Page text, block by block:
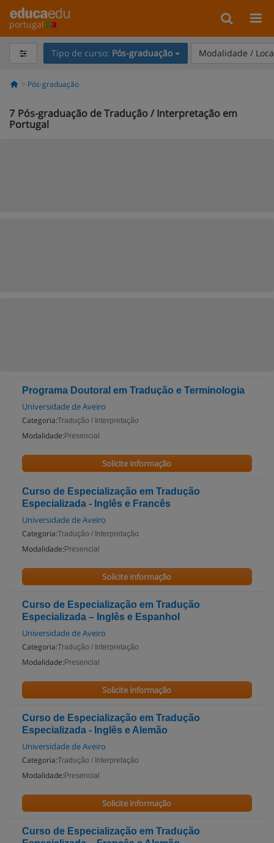
portugal
Tipo de curso: Pós-graduação Modalidade /
Pós-graduação
7 Pós-graduação de Tradução / Interpretação em
Portugal
Programa Doutoral em Tradução e Terminologia
Universidade de Aveiro
Categoria:Tradução / Interpretação
Modalidade: Presencial
Solicite informação
Curso de Especialização em Tradução
Especializada - Inglês e Francês
Universidade de Aveiro
Categoria:Tradução / Interpretação
Modalidade: Presencial
Solicite informação
Curso de Especialização em Tradução
Especializada – Inglês e Espanhol
Universidade de Aveiro
Categoria:Tradução / Interpretação
Modalidade: Presencial
Solicite informação
Curso de Especialização em Tradução
Especializada - Inglês e Alemão
Universidade de Aveiro
Categoria:Tradução / Interpretação
Modalidade: Presencial
Solicite informação
Curso de Especialização em Tradução